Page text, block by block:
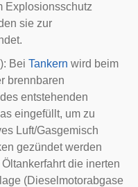
Explosionsschutz
sie zur
): Bei Tankern wird beim
brennbaren
entstehenden
eingefüllt, um zu
Luft/Gasgemisch
gezündet werden
die inerten
(Dieselmotorabgase